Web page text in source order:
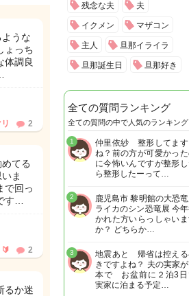
うな
ょっち
体調良
2
てる
ま
で回っ
す…
2
るか迷
残念な夫 夫
イクメン マザコン
主人 旦那イライラ
旦那誕生日 旦那好き
全ての質問ランキング
全ての質問の中で人気のランキング
仲里依紗 整形してます
ね？前の方が可愛かっ
に今怖いんですが整形し
ら整形したーって…
1
鹿児島市 黎明館の大恐
ライカのシン恐竜展 今
かれた方いらっしゃい
か？ どちらか…
2
地震あと 帰省は控え
きですよね？ 夫の実家
本で お盆前に２泊3日
実家に泊まる予定…
3